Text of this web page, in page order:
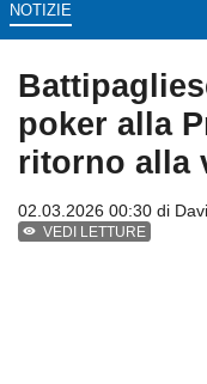
NOTIZIE
poker alla
ritorno alla
02.03.2026 00:30 di
VEDI LETTURE